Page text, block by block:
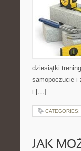
dziesiątki
samopoczucie i
i […]
CATEGORIES:
JAK